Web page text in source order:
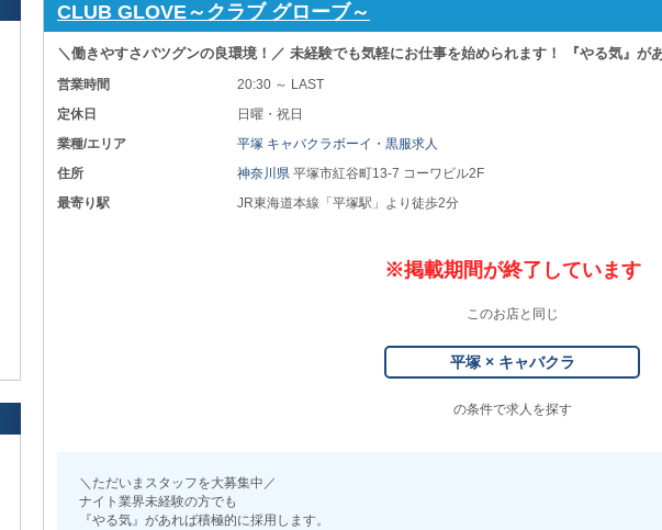
CLUB GLOVE～クラブ グローブ～
＼働きやすさバツグンの良環境！／ 未経験でも気軽にお仕事を始められます！ 『やる気』が
営業時間
20:30 ～ LAST
定休日
日曜・祝日
業種/エリア
平塚 キャバクラボーイ・黒服求人
住所
神奈川県平塚市紅谷町13-7 コーワビル2F
最寄り駅
JR東海道本線「平塚駅」より徒歩2分
※掲載期間が終了しています
このお店と同じ
平塚 × キャバクラ
の条件で求人を探す
＼ただいまスタッフを大募集中／
ナイト業界未経験の方でも
『やる気』があれば積極的に採用します。